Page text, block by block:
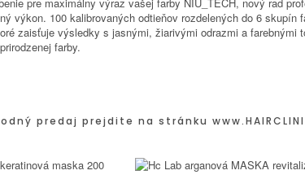
výkon. 100 kalibrovaných odtieňov rozdelených do 6
zaisťuje výsledky s jasnými, žiarivými odrazmi a
farby.
predaj prejdite na stránku